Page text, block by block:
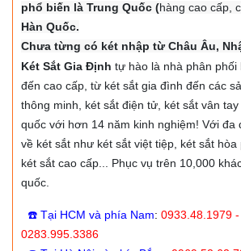
phổ biến là Trung Quốc (hàng cao cấp,
Hàn Quốc.
Chưa từng có két nhập từ Châu Âu,
Két Sắt Gia Định tự hào là nhà phân
đến cao cấp, từ két sắt gia đình đến các
thông minh, két sắt điện tử, két sắt vân
quốc với hơn 14 năm kinh nghiệm! Với đa
về két sắt như két sắt việt tiệp, két sắt hòa
két sắt cao cấp... Phục vụ trên 10,000
quốc.
☎️ Tại HCM và phía Nam: 0933.48.1979
0283.995.3386